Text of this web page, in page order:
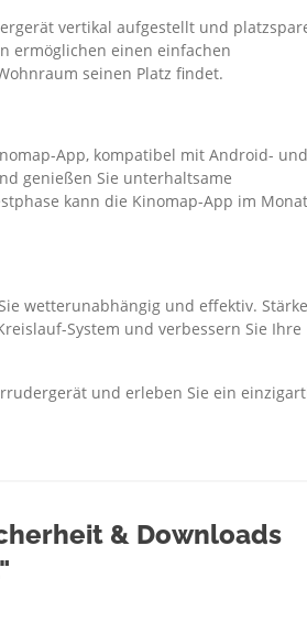
vertikal aufgestellt und
ermöglichen einen einfachen
seinen Platz findet.
App, kompatibel mit Android-
genießen Sie unterhaltsame
kann die Kinomap-App im
wetterunabhängig und effektiv.
System und verbessern Sie Ihre
und erleben Sie ein
& Downloads